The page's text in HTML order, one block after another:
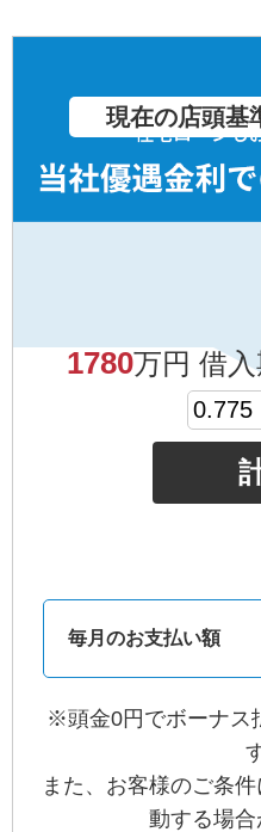
現在の店頭基
1780万円 借
毎月のお支払い額
※頭金0円でボーナス
また、お客様のご条
動する場合